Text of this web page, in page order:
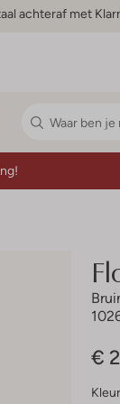
achteraf met
€